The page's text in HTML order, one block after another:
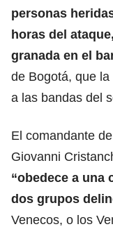
personas
horas del
granada en el
de Bogotá, que
a las bandas del
El comandante
Giovanni
“obedece a una
dos grupos
Venecos, o los